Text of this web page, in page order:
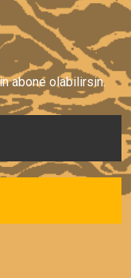
abone olabilirsin.